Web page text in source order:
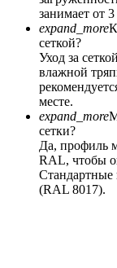
занимает от
expand_more
сеткой?
Уход за
влажной
месте.
expand_more
сетки?
Да, профиль
RAL, чтобы
(RAL 8017).